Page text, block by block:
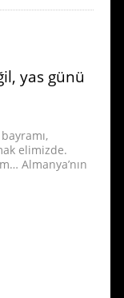
yas günü
elimizde.
Almanya’nın